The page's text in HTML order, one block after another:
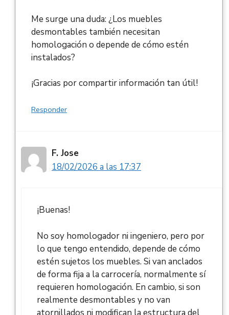
Me surge una duda: ¿Los muebles
desmontables también necesitan
homologación o depende de cómo estén
instalados?
¡Gracias por compartir información tan útil!
Responder
F. Jose
18/02/2026 a las 17:37
¡Buenas!
No soy homologador ni ingeniero, pero por
lo que tengo entendido, depende de cómo
estén sujetos los muebles. Si van anclados
de forma fija a la carrocería, normalmente sí
requieren homologación. En cambio, si son
realmente desmontables y no van
atornillados ni modifican la estructura del